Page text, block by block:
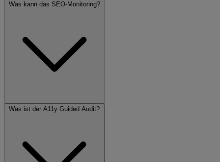
Was kann das SEO-Monitoring?
Was ist der A11y Guided Audit?